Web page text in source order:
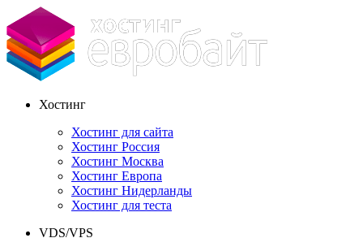
Хостинг
Хостинг для сайта
Хостинг Россия
Хостинг Москва
Хостинг Европа
Хостинг Нидерланды
Хостинг для теста
VDS/VPS